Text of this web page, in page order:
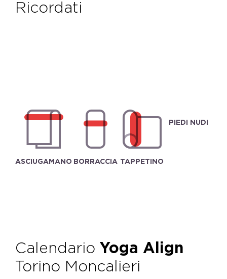
ricordati
ASCIUGAMANO BORRACCIA TAPPETINO
PIEDI NUDI
Calendario Yoga Align
Torino Moncalieri